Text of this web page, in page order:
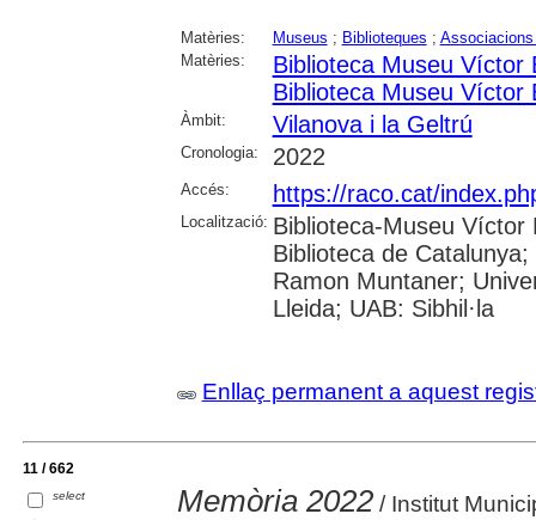
Matèries: Museus ; Biblioteques ;
Matèries:
Biblioteca Museu Víctor
Biblioteca Museu Víctor
Àmbit: Vilanova i la Geltrú
Cronologia: 2022
Accés: https://raco.cat/
Localització: Biblioteca-Museu Víctor
Biblioteca de
Ramon Muntaner;
Lleida; UAB: Sibhil·la
Enllaç permanent a aquest
11 / 662
select Memòria 2022/ Institut